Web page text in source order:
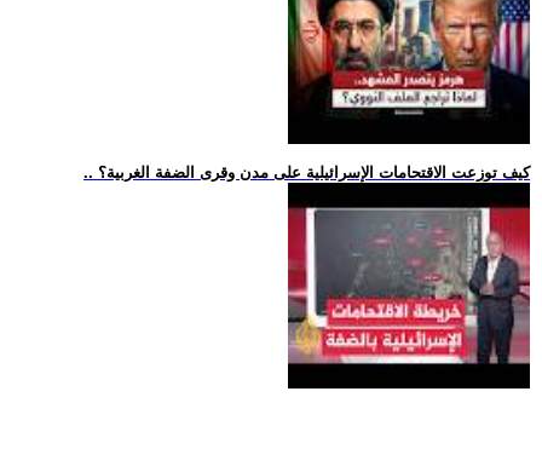
.. كيف توزعت الاقتحامات الإسرائيلية على مدن وقرى الضفة الغربية؟